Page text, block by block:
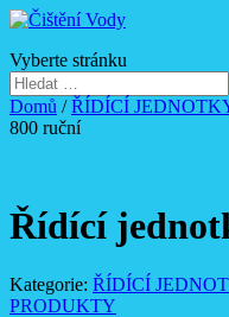
Vyberte stránku
Domů /ŘÍDÍCÍ
800 ruční
Řídící
Kategorie: ŘÍDÍCÍ
PRODUKTY